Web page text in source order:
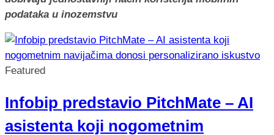
podataka u inozemstvu
Featured
Infobip predstavio PitchMate – AI
asistenta koji nogometnim